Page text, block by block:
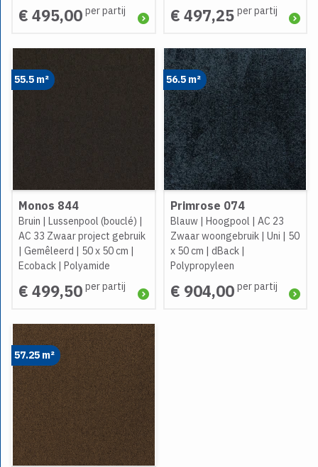
€ 495,00 per partij € 497,25 per partij
55.5 m²
Monos 844
Bruin | Lussenpool (bouclé) |
AC 33 Zwaar project gebruik
| Gemêleerd | 50 x 50 cm |
Ecoback | Polyamide
€ 499,50 per partij
56.5 m²
Primrose 074
Blauw| Hoogpool | AC 23
Zwaar woongebruik| Uni | 50
x 50 cm | dBack|
Polypropyleen
€ 904,00 per partij
57.25 m²